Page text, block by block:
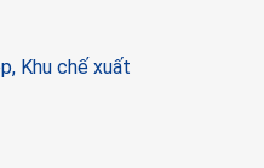
Khu chế xuất